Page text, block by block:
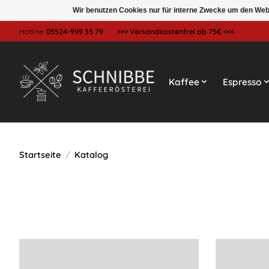
Hotline: 05524-999 33 79 >>> Versandkostenfrei ab 75€ <<<
Kaffee Espresso
Startseite / Katalog
Wir benutzen Cookies nur für interne Zwecke um den